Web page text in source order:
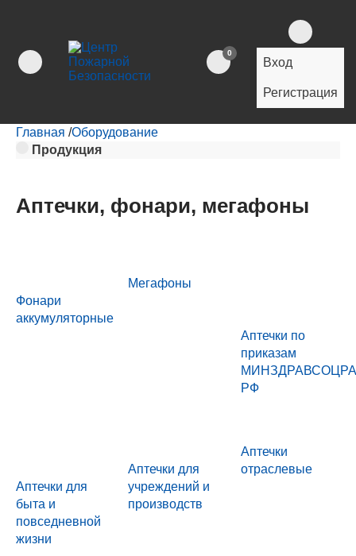
0
Вход
Регистрация
Главная /Оборудование
Продукция
Аптечки, фонари, мегафоны
Фонари
аккумуляторные
Мегафоны
Аптечки по
приказам
РФ
Аптечки для
быта и
повседневной
жизни
Аптечки для
учреждений и
производств
Аптечки
отраслевые